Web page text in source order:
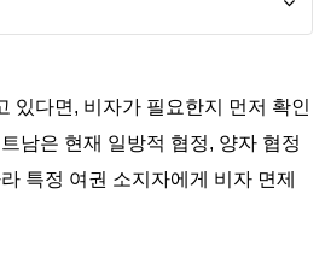
있다면, 비자가 필요한지 먼저 확인
남은 현재 일방적 협정, 양자 협정
특정 여권 소지자에게 비자 면제